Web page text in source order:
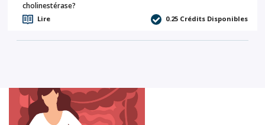
cholinestérase?
Lire 0.25 Crédits Disponibles